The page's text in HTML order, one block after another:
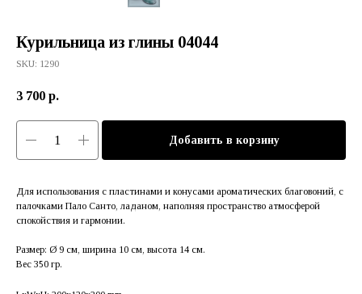
Курильница из глины 04044
SKU: 1290
3 700 р.
Добавить в корзину
Для использования с пластинами и конусами ароматических благовоний, с
палочками Пало Санто, ладаном, наполняя пространство атмосферой
спокойствия и гармонии.
Размер: Ø 9 см, ширина 10 см, высота 14 см.
Вес 350 гр.